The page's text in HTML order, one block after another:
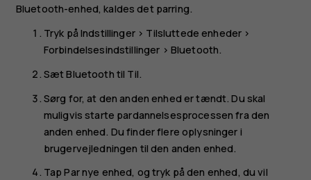
Bluetooth-enhed, kaldes det parring.
Tryk påIndstillinger> Tilsluttede enheder >
Forbindelsesindstillinger > Bluetooth.
SætBluetooth til Til.
Sørg for, at den anden enhed er tændt. Du skal
muligvis starte pardannelsesprocessen fra den
anden enhed. Du finder flere oplysninger i
brugervejledningen til den anden enhed.
TapPar nye enhed, og tryk på den enhed, du vil